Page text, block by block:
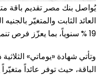
يُواصل بنك مصر تقديم باقة
العائد الثابت والمتغيّر
19 % سنوياً، بما يعزّز فرص تنمية المدّخرات.
وتأتي شهادة «يوماتي»